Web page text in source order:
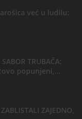
već u ludilu:
TRUBAČA:
popunjeni,...
ZAJEDNO,